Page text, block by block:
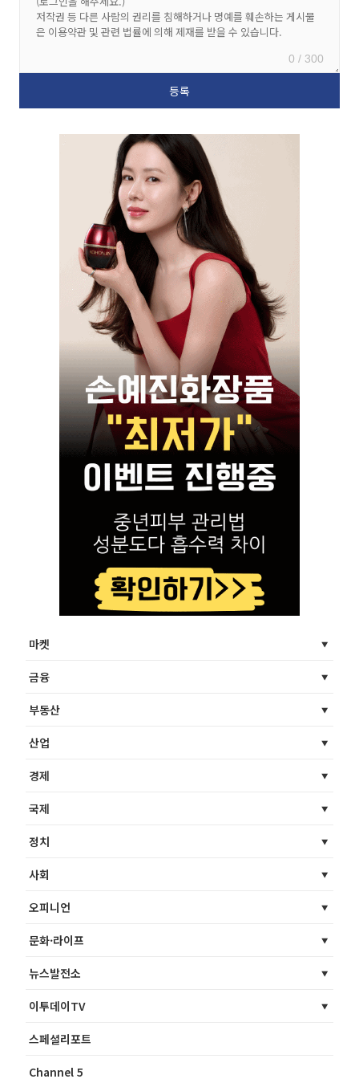
0 / 300
마켓
금융
부동산
산업
경제
국제
정치
사회
오피니언
문화·라이프
뉴스발전소
이투데이TV
스페셜리포트
Channel 5